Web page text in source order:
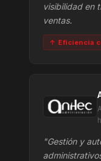
visibilidad en
ventas.
↑ Eficiencia
"Gestión y